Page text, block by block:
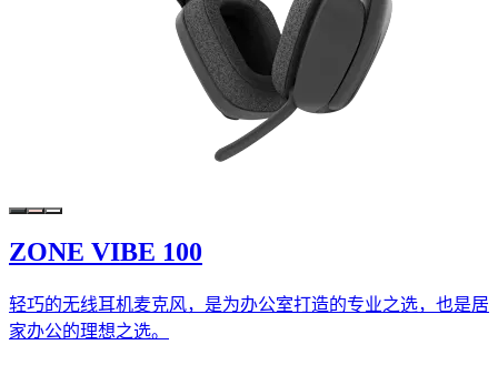
ZONE VIBE 100
轻巧的无线耳机麦克风，是为办公室打造的专业之选，也是居
家办公的理想之选。